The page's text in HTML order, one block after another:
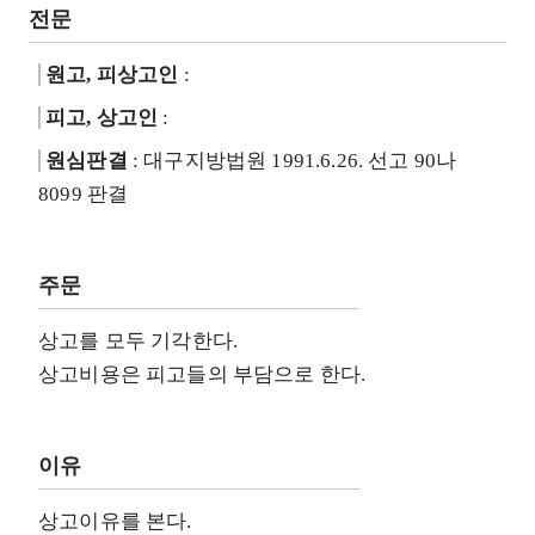
전문
원고, 피상고인 :
피고, 상고인 :
원심판결 : 대구지방법원 1991.6.26. 선고 90나
8099 판결
주문
상고를 모두 기각한다.
상고비용은 피고들의 부담으로 한다.
이유
상고이유를 본다.